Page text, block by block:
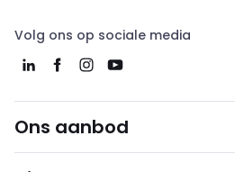
Volg ons op sociale media
Ons aanbod